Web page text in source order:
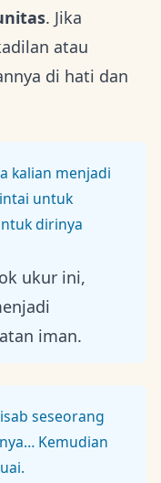
. Jika
atau
di hati dan
kalian menjadi
untuk
dirinya
ukur ini,
iman.
seseorang
Kemudian